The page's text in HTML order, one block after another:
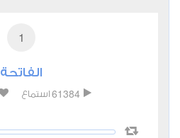
1
الفاتحة
61384 استماع